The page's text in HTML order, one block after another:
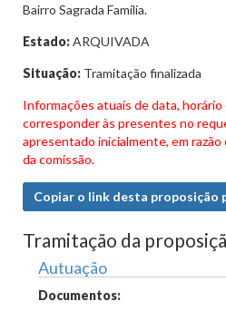
Bairro Sagrada Família.
Estado:ARQUIVADA
Situação: Tramitação finalizada
Informações atuais de data, horário
corresponder às presentes no
apresentado inicialmente, em
da comissão.
Copiar o link desta proposição
Tramitação da
Autuação
Documentos: